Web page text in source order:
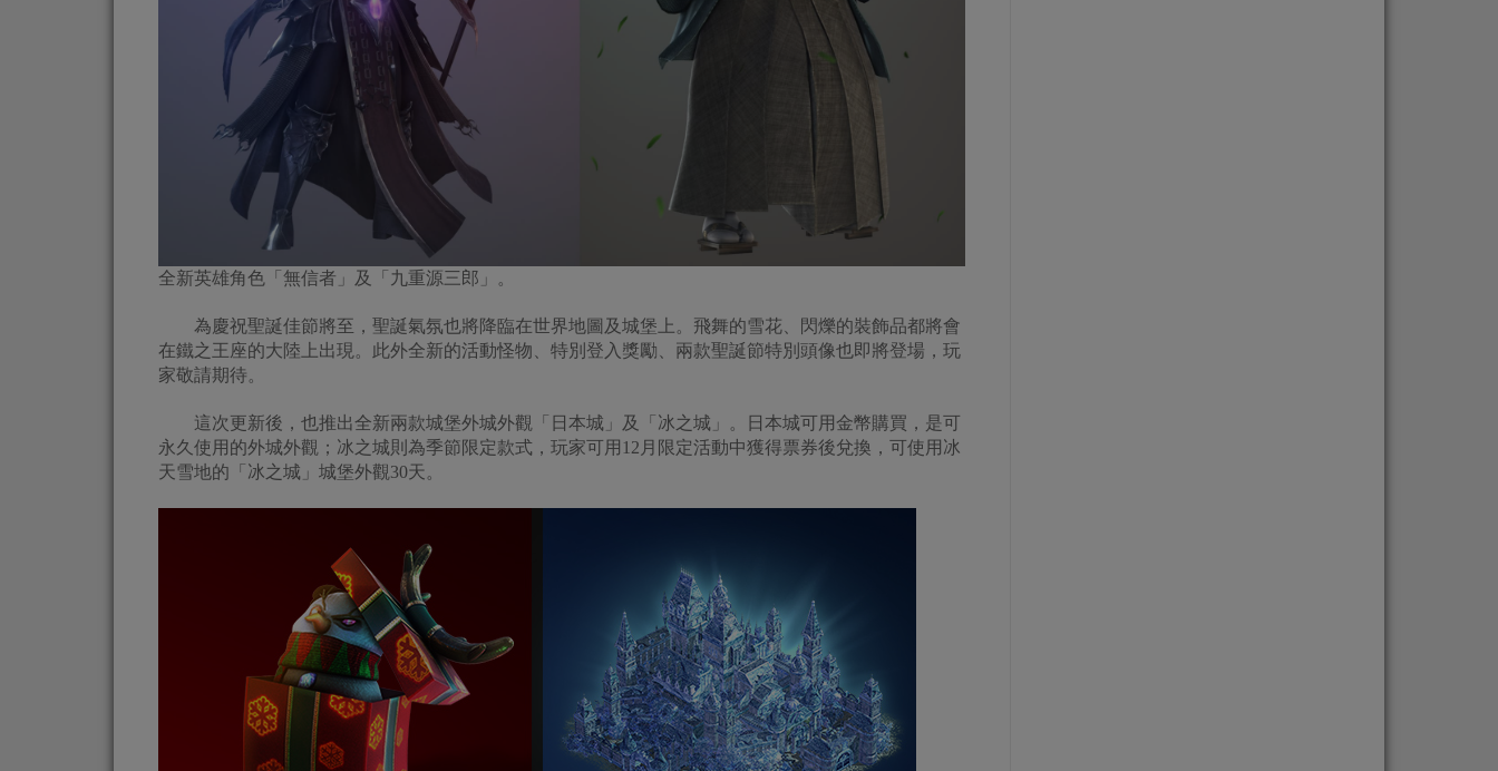
全新英雄角色「無信者」及「九重源三郎」。
為慶祝聖誕佳節將至，聖誕氣氛也將降臨在世界地圖及城堡上。飛舞的雪花、閃爍的裝飾品都將會
在鐵之王座的大陸上出現。此外全新的活動怪物、特別登入獎勵、兩款聖誕節特別頭像也即將登場，玩
家敬請期待。
這次更新後，也推出全新兩款城堡外城外觀「日本城」及「冰之城」。日本城可用金幣購買，是可
永久使用的外城外觀；冰之城則為季節限定款式，玩家可用12月限定活動中獲得票券後兌換，可使用冰
天雪地的「冰之城」城堡外觀30天。